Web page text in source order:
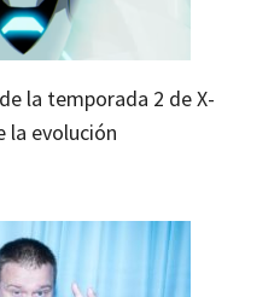
la temporada 2 de X-
la evolución